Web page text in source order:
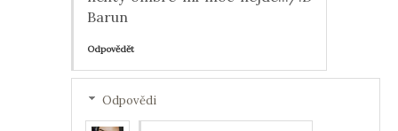
Barun
Odpovědět
Odpovědi